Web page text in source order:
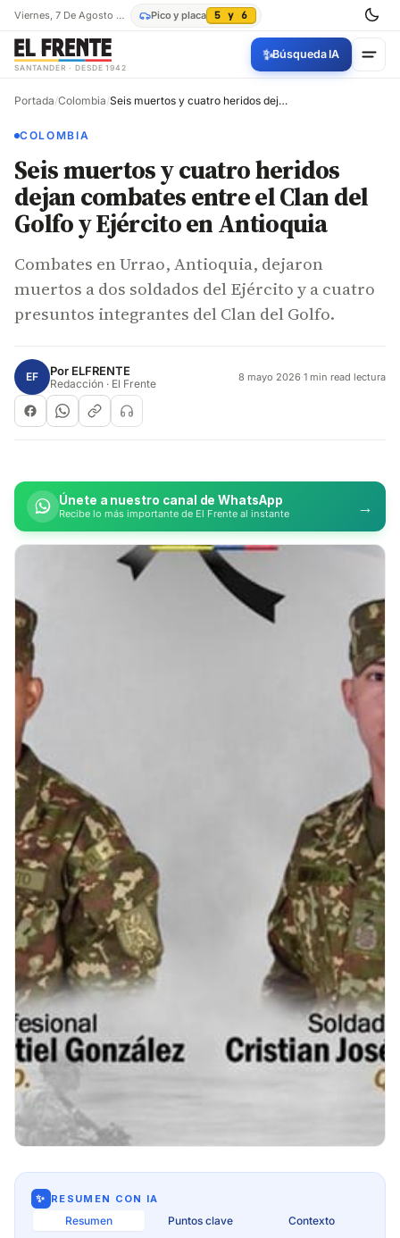
Viernes, 7 De Agosto De 2026 Pico y placa 5 y 6
SANTANDER · DESDE 1942
✨Búsqueda IA
Portada/Colombia/ Seis muertos y cuatro heridos dejan combates entre el Clan del Golfo y Ejército en Antioquia
COLOMBIA
Seis muertos y cuatro heridos
dejan combates entre el Clan del
Golfo y Ejército en Antioquia
Combates en Urrao, Antioquia, dejaron
muertos a dos soldados del Ejército y a cuatro
presuntos integrantes del Clan del Golfo.
EF Por ELFRENTE
Redacción · El Frente 8 mayo 2026·1 min read lectura
Únete a nuestro canal de WhatsApp
Recibe lo más importante de El Frente al instante →
✨ RESUMEN CON IA
Resumen Puntos clave Contexto